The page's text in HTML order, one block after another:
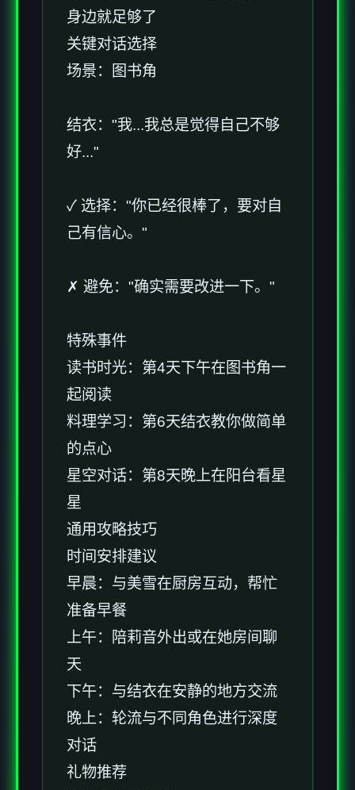
身边就足够了
关键对话选择
场景：图书角
结衣："我...我总是觉得自己不够
好..."
✓ 选择："你已经很棒了，要对自
己有信心。"
✗ 避免："确实需要改进一下。"
特殊事件
读书时光：第4天下午在图书角一
起阅读
料理学习：第6天结衣教你做简单
的点心
星空对话：第8天晚上在阳台看星
星
通用攻略技巧
时间安排建议
早晨：与美雪在厨房互动，帮忙
准备早餐
上午：陪莉音外出或在她房间聊
天
下午：与结衣在安静的地方交流
晚上：轮流与不同角色进行深度
对话
礼物推荐